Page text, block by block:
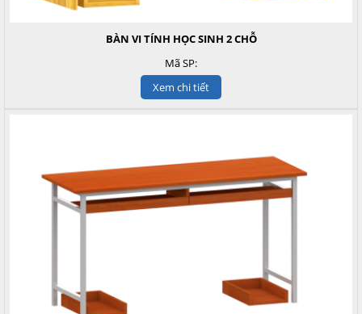
BÀN VI TÍNH HỌC SINH 2 CHỖ
Mã SP:
Xem chi tiết